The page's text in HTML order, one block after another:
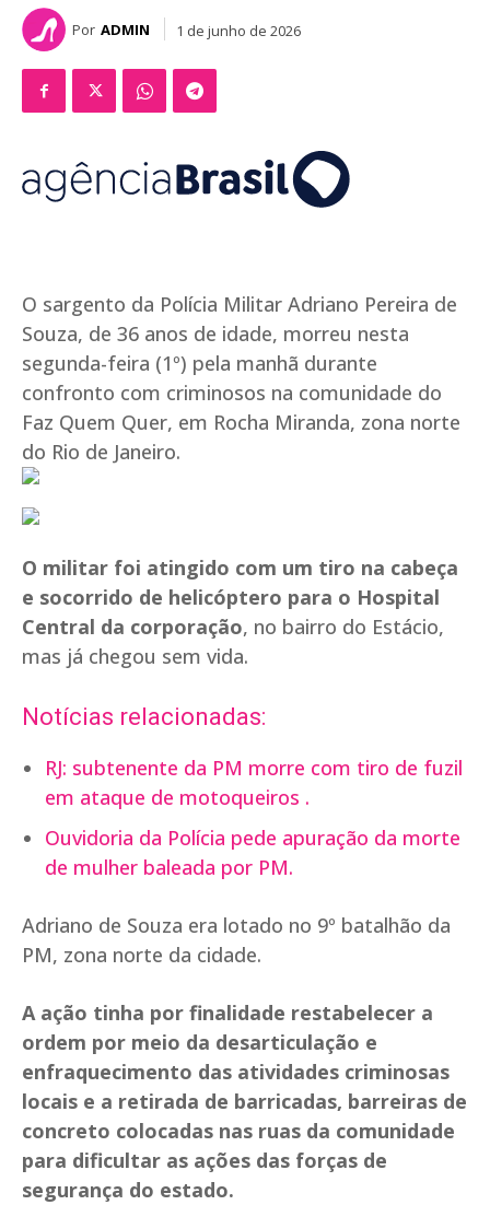
Por ADMIN 1 de junho de 2026
O sargento da Polícia Militar Adriano Pereira de
Souza, de 36 anos de idade, morreu nesta
segunda-feira (1º) pela manhã durante
confronto com criminosos na comunidade do
Faz Quem Quer, em Rocha Miranda, zona norte
do Rio de Janeiro.
O militar foi atingido com um tiro na cabeça
e socorrido de helicóptero para o Hospital
Central da corporação, no bairro do Estácio,
mas já chegou sem vida.
Notícias relacionadas:
RJ: subtenente da PM morre com tiro de fuzil
em ataque de motoqueiros .
Ouvidoria da Polícia pede apuração da morte
de mulher baleada por PM.
Adriano de Souza era lotado no 9º batalhão da
PM, zona norte da cidade.
A ação tinha por finalidade restabelecer a
ordem por meio da desarticulação e
enfraquecimento das atividades criminosas
locais e a retirada de barricadas, barreiras de
concreto colocadas nas ruas da comunidade
para dificultar as ações das forças de
segurança do estado.